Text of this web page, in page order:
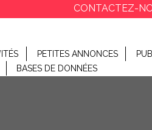
CONTACTEZ-
PETITES ANNONCES
BASES DE DONNÉES